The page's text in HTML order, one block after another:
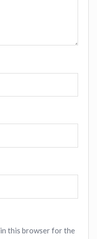
in this browser for the